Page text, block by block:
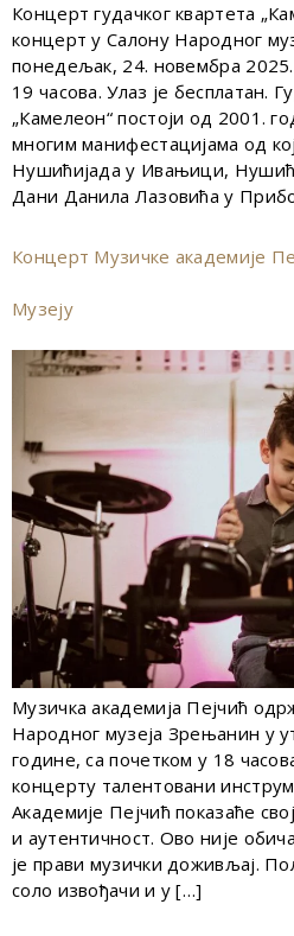
Концерт гудачког квартета
концерт у Салону Народног
понедељак, 24. новембра
19 часова. Улаз је бесплатан.
„Камелеон“ постоји од 2001.
многим манифестацијама од
Нушићијада у Ивањици,
Дани Данила Лазовића у
Концерт Музичке академије
Музеју
Музичка академија Пејчић
Народног музеја Зрењанин у
године, са почетком у 18
концерту талентовани
Академије Пејчић показаће
и аутентичност. Ово није
је прави музички доживљај.
соло извођачи и у […]